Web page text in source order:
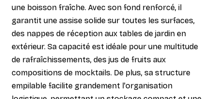
une boisson fraîche. Avec son fond renforcé, il
garantit une assise solide sur toutes les surfaces,
des nappes de réception aux tables de jardin en
extérieur. Sa capacité est idéale pour une multitude
de rafraîchissements, des jus de fruits aux
compositions de mocktails. De plus, sa structure
empilable facilite grandement l'organisation